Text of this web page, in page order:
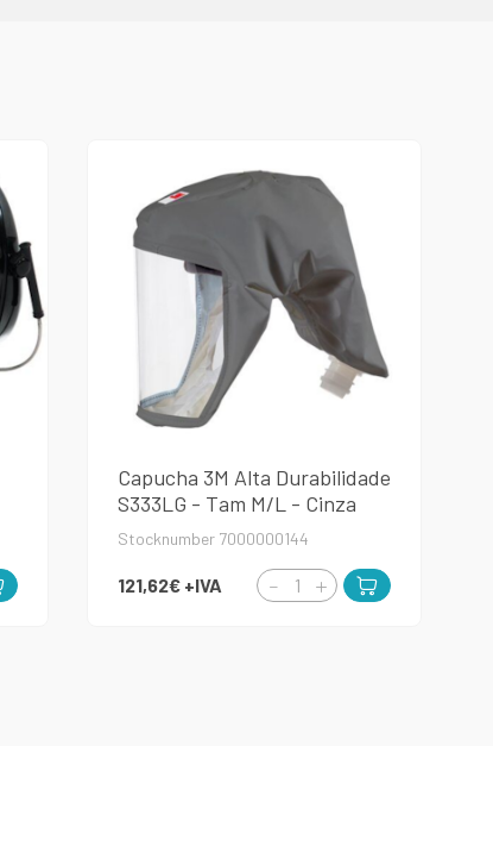
Capucha 3M Alta Durabilidade
S333LG - Tam M/L - Cinza
Stocknumber 7000000144
121,62€ +IVA